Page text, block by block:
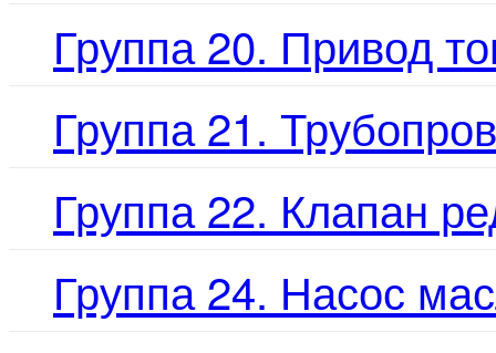
Группа 20. Привод
Группа 21.
Группа 22. Клапан
Группа 24. Насос